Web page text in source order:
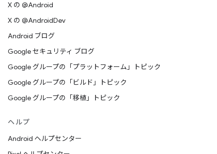
X の @Android
X の @AndroidDev
Android ブログ
Google セキュリティ ブログ
Google グループの「プラットフォーム」トピック
Google グループの「ビルド」トピック
Google グループの「移植」トピック
ヘルプ
Android ヘルプセンター